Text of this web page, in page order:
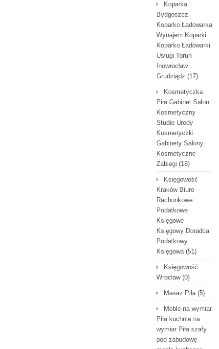
Koparka
Bydgoszcz
Koparko Ładowarka
Wynajem Koparki
Koparko Ładowarki
Usługi Toruń
Inowrocław
Grudziądz (17)
Kosmetyczka
Piła Gabinet Salon
Kosmetyczny
Studio Urody
Kosmetyczki
Gabinety Salony
Kosmetyczne
Zabiegi (18)
Księgowość
Kraków Biuro
Rachunkowe
Podatkowe
Księgowe
Księgowy Doradca
Podatkowy
Księgowa(51)
Księgowość
Wrocław(0)
Masaż Piła(5)
Meble na wymiar
Piła kuchnie na
wymiar Piła szafy
pod zabudowę